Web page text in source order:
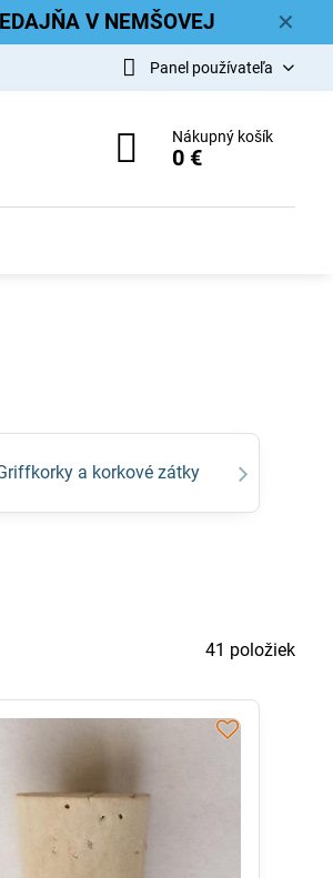
✕
V NEMŠOVEJ
Panel používateľa
Nákupný košík
0 €
a korkové zátky
41 položiek